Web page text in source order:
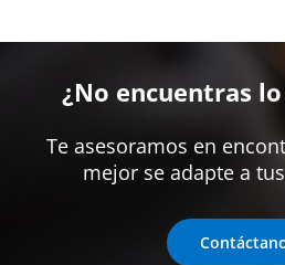
¿No encuentras
Te asesoramos en
mejor se adapte a